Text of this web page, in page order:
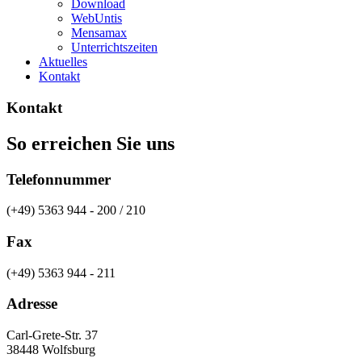
Download
WebUntis
Mensamax
Unterrichtszeiten
Aktuelles
Kontakt
Kontakt
So erreichen Sie uns
Telefonnummer
(+49) 5363 944 - 200 / 210
Fax
(+49) 5363 944 - 211
Adresse
Carl-Grete-Str. 37
38448 Wolfsburg